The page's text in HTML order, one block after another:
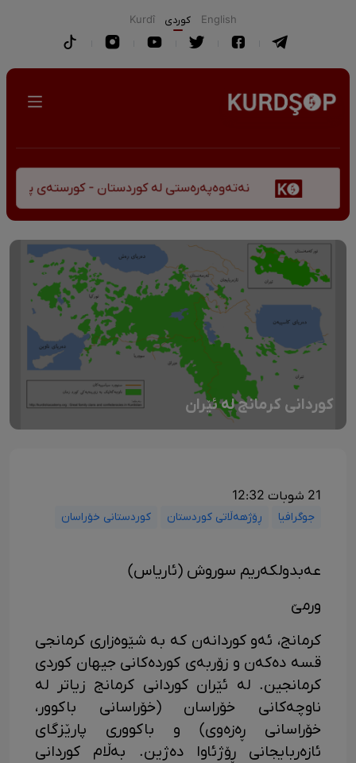
English كوردی Kurdî
نەتەوەپەرەستی لە کوردستان - کورستەی
کوردانی کرمانج لە ئێران
21 شوبات 12:32
جوگرافیا ڕۆژهەڵاتی کوردستان کوردستانی خۆراسان
عەبدولکەریم سوروش (ئاریاس)
ورمێ
کرمانج، ئەو کوردانەن کە بە شێوەزاری کرمانجی
قسە دەکەن و زۆربەی کوردەکانی جیهان کوردی
کرمانجین. لە ئێران کوردانی کرمانج زیاتر لە
ناوچەکانی خۆراسان (خۆراسانی باکوور،
خۆراسانی ڕەزەوی) و باکووری پارێزگای
ئازەربایجانی ڕۆژئاوا دەژین. بەڵام کوردانی